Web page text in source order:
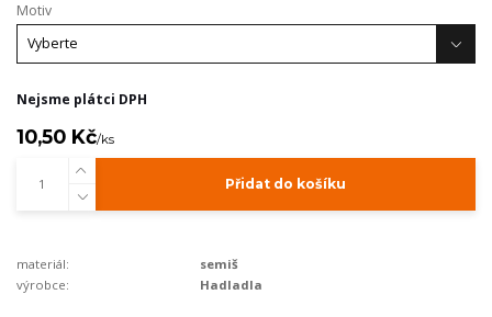
Motiv
Nejsme plátci DPH
10,50 Kč/ks
Přidat do košíku
materiál:
semiš
výrobce:
Hadladla